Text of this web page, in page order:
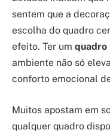
sentem que a
escolha do quadro
efeito. Ter um quadro
ambiente não só
conforto emocional
Muitos apostam em
qualquer quadro